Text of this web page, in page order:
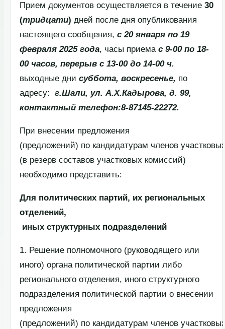
Прием документов осуществляется в течение 30
(тридцати) дней после дня опубликования
настоящего сообщения, с20 января по 19
февраля 2025года, часы приема с 9-00 по 18-
00 часов, перерыв с 13-00 до 14-00 ч.
выходные дни суббота, воскресенье, по
адресу: г.Шали, ул.А.Х.Кадырова, д. 99,
контактный телефон:8-87145-22272.
При внесении предложения
(предложений) по кандидатурам членов
(в резерв составов участковых комиссий)
необходимо представить:
Для политических партий, их региональных
отделений,
иных структурных подразделений
1. Решение полномочного (руководящего или
иного) органа политической партии либо
регионального отделения, иного структурного
подразделения политической партии о внесении
предложения
(предложений) по кандидатурам членов